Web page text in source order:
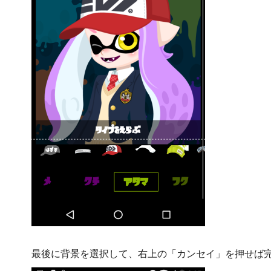
最後に背景を選択して、右上の「カンセイ」を押せば